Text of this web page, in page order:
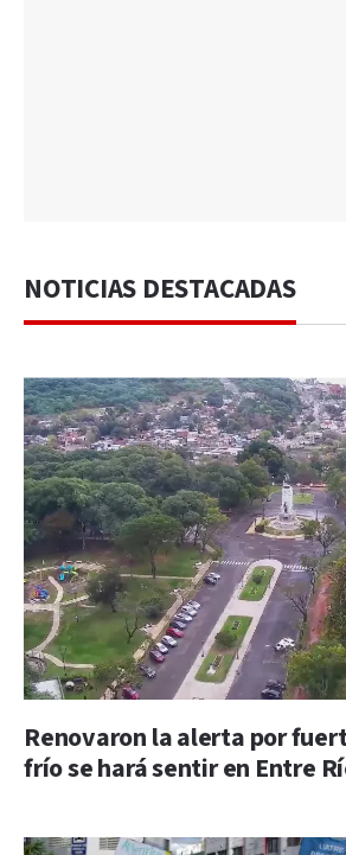
NOTICIAS DESTACADAS
Renovaron la alerta por
frío se hará sentir en Entre